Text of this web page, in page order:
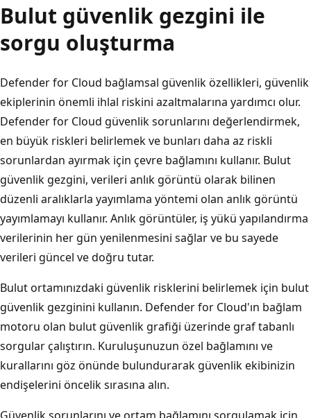
Bulut güvenlik gezgini ile
sorgu oluşturma
Defender for Cloud bağlamsal güvenlik özellikleri, güvenlik
ekiplerinin önemli ihlal riskini azaltmalarına yardımcı olur.
Defender for Cloud güvenlik sorunlarını değerlendirmek,
en büyük riskleri belirlemek ve bunları daha az riskli
sorunlardan ayırmak için çevre bağlamını kullanır. Bulut
güvenlik gezgini, verileri anlık görüntü olarak bilinen
düzenli aralıklarla yayımlama yöntemi olan anlık görüntü
yayımlamayı kullanır. Anlık görüntüler, iş yükü yapılandırma
verilerinin her gün yenilenmesini sağlar ve bu sayede
verileri güncel ve doğru tutar.
Bulut ortamınızdaki güvenlik risklerini belirlemek için bulut
güvenlik gezginini kullanın. Defender for Cloud'ın bağlam
motoru olan bulut güvenlik grafiği üzerinde graf tabanlı
sorgular çalıştırın. Kuruluşunuzun özel bağlamını ve
kurallarını göz önünde bulundurarak güvenlik ekibinizin
endişelerini öncelik sırasına alın.
Güvenlik sorunlarını ve ortam bağlamını sorgulamak için